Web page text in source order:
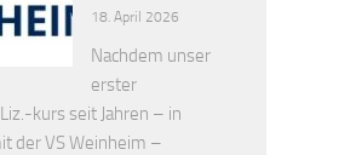
18. April 2026
Nachdem unser
erster
kurs seit Jahren – in
der VS Weinheim –